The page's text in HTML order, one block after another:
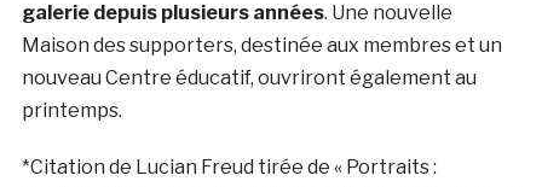
galerie depuis plusieurs années. Une nouvelle
Maison des supporters, destinée aux membres et un
nouveau Centre éducatif, ouvriront également au
printemps.
*Citation de Lucian Freud tirée de « Portraits :